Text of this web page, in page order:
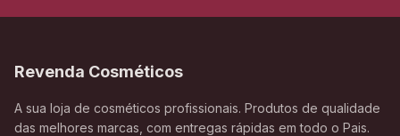
Revenda Cosméticos
A sua loja de cosméticos profissionais. Produtos de qualidade
das melhores marcas, com entregas rápidas em todo o Pais.